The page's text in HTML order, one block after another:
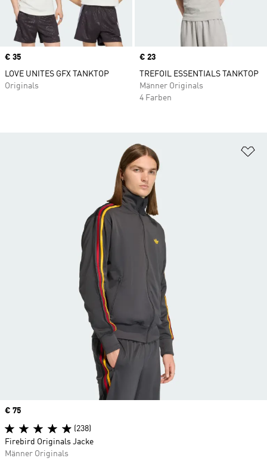
Price
€ 35
LOVE UNITES GFX TANKTOP
Originals
Price
€ 23
TREFOIL ESSENTIALS TANKTOP
Männer Originals
4 Farben
Price
€ 75
(238)
Firebird Originals Jacke
Männer Originals